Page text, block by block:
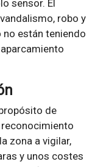
sensor. El
robo y
están teniendo
de
zona a vigilar,
y unos costes